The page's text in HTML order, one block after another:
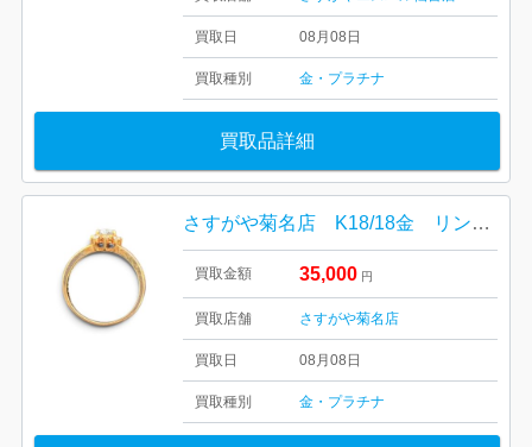
買取日 08月08日
買取種別 金・プラチナ
買取品詳細
さすがや菊名店 K18/18金 リング 高価買取しました！
買取金額 35,000 円
買取店舗 さすがや菊名店
買取日 08月08日
買取種別 金・プラチナ